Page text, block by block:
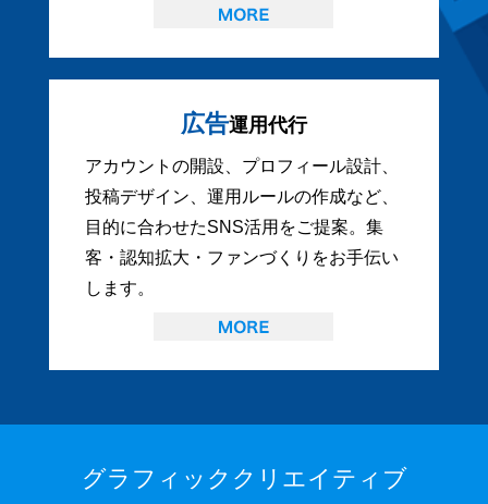
広告運用代行
アカウントの開設、プロフィール設計、
投稿デザイン、運用ルールの作成など、
目的に合わせたSNS活用をご提案。集
客・認知拡大・ファンづくりをお手伝い
します。
グラフィッククリエイティブ